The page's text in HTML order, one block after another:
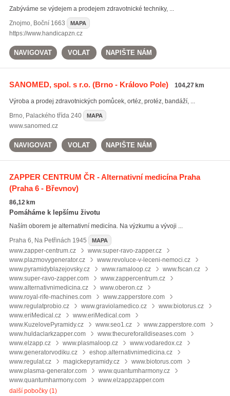
Zabýváme se výdejem a prodejem zdravotnické techniky, ...
Znojmo, Boční 1663 MAPA
https://www.handicapzn.cz
NAVIGOVAT VOLAT NAPIŠTE NÁM
SANOMED, spol. s r.o.(Brno - Královo Pole) 104,27 km
Výroba a prodej zdravotnických pomůcek, ortéz, protéz, bandáží, ...
Brno, Palackého třída 240 MAPA
www.sanomed.cz
NAVIGOVAT VOLAT NAPIŠTE NÁM
ZAPPER CENTRUM ČR - Alternativní medicína Praha
(Praha 6 - Břevnov)
86,12 km
Pomáháme k lepšímu životu
Naším oborem je alternativní medicína. Na výzkumu a vývoji ...
Praha 6, Na Petřinách 1945 MAPA
www.zapper-centrum.cz
www.super-ravo-zapper.cz
www.plazmovygenerator.cz
www.revoluce-v-leceni-nemoci.cz
www.pyramidyblazejovsky.cz
www.ramaloop.cz
www.fscan.cz
www.super-ravo-zapper.com
www.zappercentrum.cz
www.alternativnimedicina.cz
www.oberon.cz
www.royal-rife-machines.com
www.zapperstore.com
www.regulatprobio.cz
www.graviolamedico.cz
www.biotorus.cz
www.eriMedical.cz
www.eriMedical.com
www.KuzelovePyramidy.cz
www.seo1.cz
www.zapperstore.com
www.huldaclarkzapper.com
www.thecureforalldiseases.com
www.elzapp.cz
www.plasmaloop.cz
www.vodaredox.cz
www.generatorvodiku.cz
eshop.alternativnimedicina.cz
www.regulat.cz
magickepyramidy.cz
www.biotorus.com
www.plasma-generator.com
www.quantumharmony.cz
www.quantumharmony.com
www.elzappzapper.com
další pobočky (1)